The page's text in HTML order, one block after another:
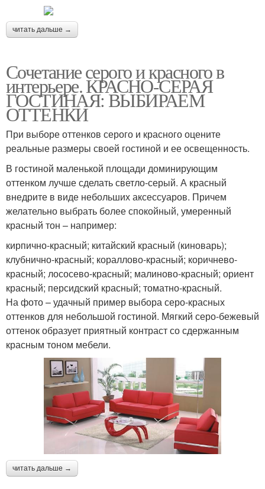
читать дальше →
Сочетание серого и красного в
интерьере. КРАСНО-СЕРАЯ
ГОСТИНАЯ: ВЫБИРАЕМ
ОТТЕНКИ
При выборе оттенков серого и красного оцените
реальные размеры своей гостиной и ее освещенность.
В гостиной маленькой площади доминирующим
оттенком лучше сделать светло-серый. А красный
внедрите в виде небольших аксессуаров. Причем
желательно выбрать более спокойный, умеренный
красный тон – например:
кирпично-красный; китайский красный (киноварь);
клубнично-красный; кораллово-красный; коричнево-
красный; лососево-красный; малиново-красный; ориент
красный; персидский красный; томатно-красный.
На фото – удачный пример выбора серо-красных
оттенков для небольшой гостиной. Мягкий серо-бежевый
оттенок образует приятный контраст со сдержанным
красным тоном мебели.
читать дальше →